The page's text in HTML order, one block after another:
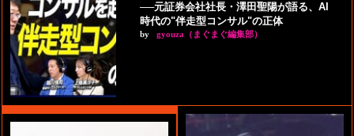
──元証券会社社長・澤田聖陽が語る、AI
時代の"伴走型コンサル"の正体
by gyouza（まぐまぐ編集部）